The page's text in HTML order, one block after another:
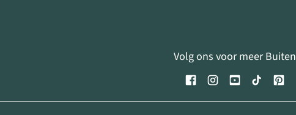
Volg ons voor meer Buiten